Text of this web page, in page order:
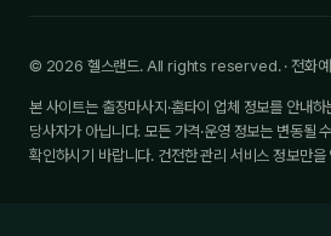
© 2026 헬스랜드. All rights reserved. · 전화
본 사이트는 출장마사지·홈타이 업체 정보를 안내
당사자가 아닙니다. 모든 가격·운영 정보는 변동될
확인하시기 바랍니다. 건전한 관리 서비스 정보만을